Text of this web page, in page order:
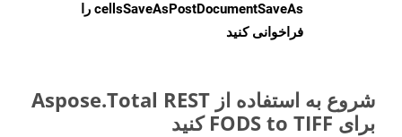
cellsSaveAsPostDocumentSaveAs را
فراخوانی کنید
شروع به استفاده از Aspose.Total REST
برای FODS to TIFF کنید